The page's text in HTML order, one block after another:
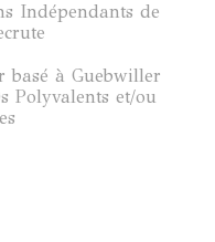
Indépendants de
basé à Guebwiller
Polyvalents et/ou